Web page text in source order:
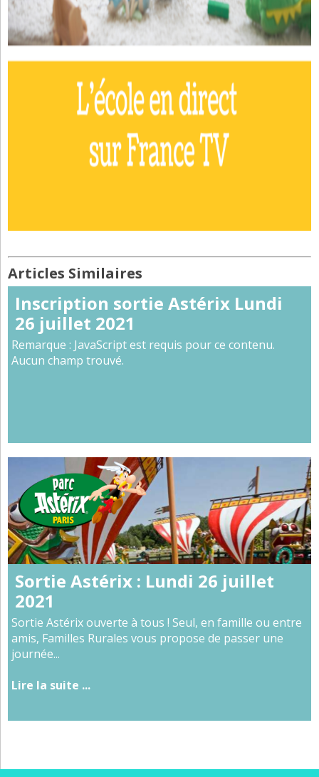
Articles Similaires
Inscription sortie Astérix Lundi
26 juillet 2021
Remarque : JavaScript est requis pour ce contenu.
Aucun champ trouvé.
Sortie Astérix : Lundi 26 juillet
2021
Sortie Astérix ouverte à tous ! Seul, en famille ou entre
amis, Familles Rurales vous propose de passer une
journée...
Lire la suite ...